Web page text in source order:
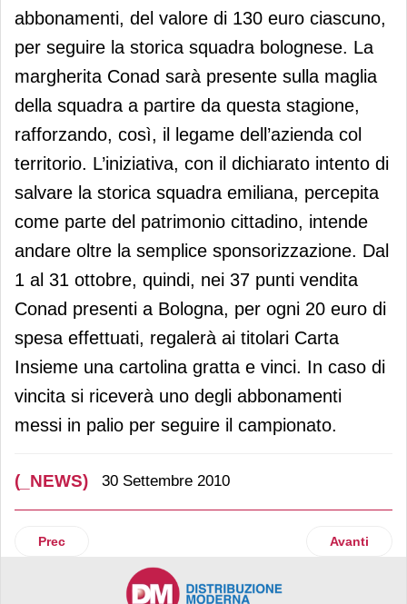
abbonamenti, del valore di 130 euro ciascuno,
per seguire la storica squadra bolognese. La
margherita Conad sarà presente sulla maglia
della squadra a partire da questa stagione,
rafforzando, così, il legame dell’azienda col
territorio. L’iniziativa, con il dichiarato intento di
salvare la storica squadra emiliana, percepita
come parte del patrimonio cittadino, intende
andare oltre la semplice sponsorizzazione. Dal
1 al 31 ottobre, quindi, nei 37 punti vendita
Conad presenti a Bologna, per ogni 20 euro di
spesa effettuati, regalerà ai titolari Carta
Insieme una cartolina gratta e vinci. In caso di
vincita si riceverà uno degli abbonamenti
messi in palio per seguire il campionato.
(_NEWS) 30 Settembre 2010
Articolo precedente: Altromercato
Prec Articolo
Avanti